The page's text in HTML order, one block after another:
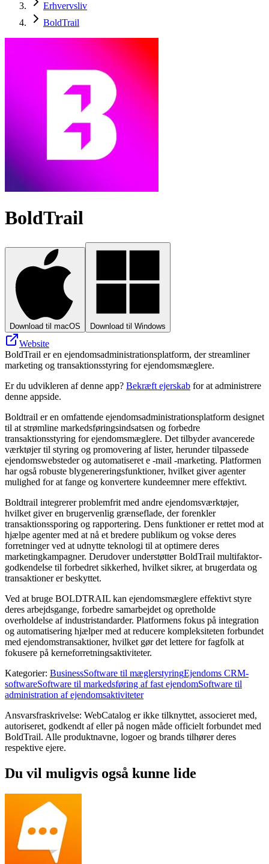
Erhvervsliv
BoldTrail
BoldTrail
Download til macOS Download til Windows
Website
BoldTrail er en ejendomsadministrationsplatform, der streamliner
marketing og transaktionsstyring for ejendomsmæglere.
Er du udvikleren af denne app? Bekræft ejerskab for at administrere
denne appside.
Boldtrail er en omfattende ejendomsadministrationsplatform designet
til at strømline markedsføringsindsatsen og forbedre
transaktionsstyring for ejendomsmæglere. Det tilbyder avancerede
værktøjer til styring og promovering af lister, herunder tilpassede
ejendomswebsteder og automatiseret e -mail -marketing. Platformen
har også robuste blygenereringsfunktioner, hvilket giver agenter
mulighed for at fange og konvertere kundeemner mere effektivt.
Boldtrail integrerer problemfrit med andre ejendomsværktøjer,
hvilket giver en brugervenlig grænseflade, der forenkler
transaktionssporing og rapportering. Dens funktioner er rettet mod at
hjælpe agenter med at nå et bredere publikum og vokse deres
forretninger ved at udnytte teknologi til at optimere deres
marketingkampagner. Derudover understøtter BoldTrail multifaktor-
godkendelse til forbedret sikkerhed, hvilket sikrer, at brugerdata og
transaktioner er beskyttet.
Ved at bruge BOLDTRAIL kan ejendomsmæglere effektivt styre
deres arbejdsgange, forbedre samarbejdet og opretholde
overholdelse af industristandarder. Platformens fokus på integration
og automatisering hjælper med at reducere kompleksiteten forbundet
med ejendomstransaktioner, hvilket gør det lettere for fagfolk at
fokusere på kerneforretningsaktiviteter.
Kategorier: BusinessSoftware til mæglerstyringEjendoms CRM-
softwareSoftware til markedsføring af fast ejendomSoftware til
administration af ejendomsaktiviteter
Ansvarsfraskrivelse: WebCatalog er ikke tilknyttet, associeret med,
autoriseret, godkendt af eller på nogen måde officielt forbundet med
BoldTrail. Alle produktnavne, logoer og brands tilhører deres
respektive ejere.
Du vil muligvis også kunne lide